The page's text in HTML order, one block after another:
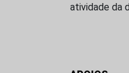
atividade da